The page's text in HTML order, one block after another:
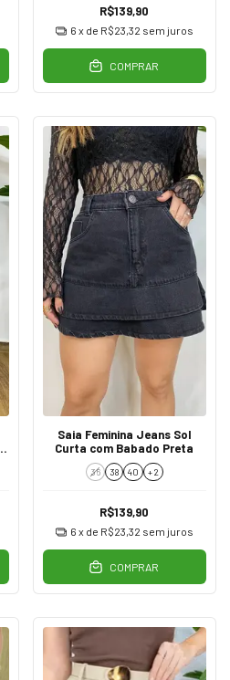
R$139,90
6 x de R$23,32 sem juros
COMPRAR
Saia Feminina Jeans Sol
Curta com Babado Preta
36 38 40 + 2
R$139,90
6 x de R$23,32 sem juros
COMPRAR